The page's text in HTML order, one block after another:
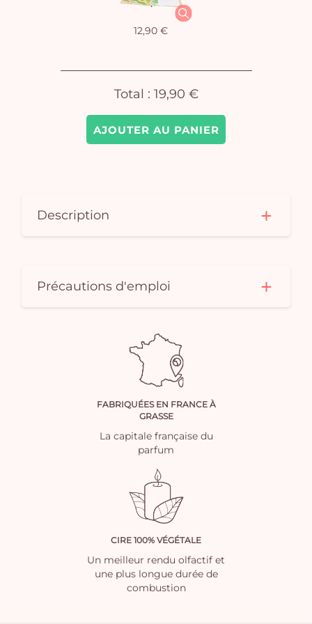
AJOUTER AU PANIER
12,90 €
Total : 19,90 €
Description
Précautions d'emploi
FABRIQUÉES EN FRANCE À
GRASSE
La capitale française du
parfum
CIRE 100% VÉGÉTALE
Un meilleur rendu olfactif et
une plus longue durée de
combustion